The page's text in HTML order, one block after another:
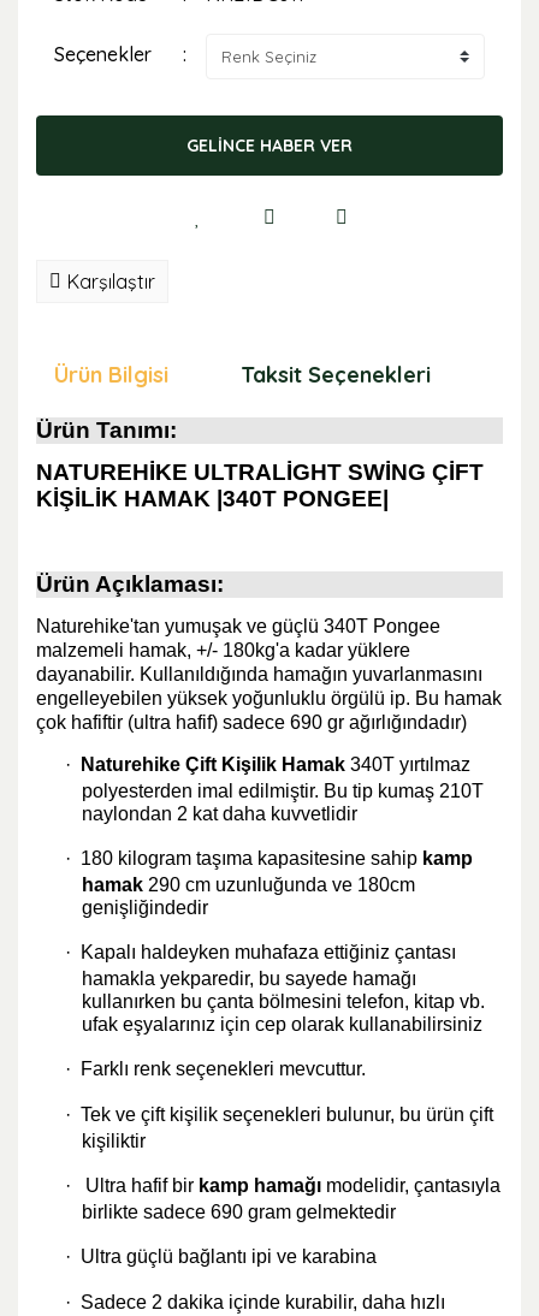
Seçenekler
GELİNCE HABER VER
Karşılaştır
Ürün Bilgisi Taksit Seçenekleri
Ürün Tanımı:
NATUREHİKE ULTRALİGHT SWİNG ÇİFT
KİŞİLİK HAMAK |340T PONGEE|
Ürün Açıklaması:
Naturehike'tan yumuşak ve güçlü 340T Pongee
malzemeli hamak, +/- 180kg'a kadar yüklere
dayanabilir. Kullanıldığında hamağın yuvarlanmasını
engelleyebilen yüksek yoğunluklu örgülü ip. Bu hamak
çok hafiftir (ultra hafif) sadece 690 gr ağırlığındadır)
· Naturehike Çift Kişilik Hamak 340T yırtılmaz
polyesterden imal edilmiştir. Bu tip kumaş 210T
naylondan 2 kat daha kuvvetlidir
· 180 kilogram taşıma kapasitesine sahip kamp
hamak 290 cm uzunluğunda ve 180cm
genişliğindedir
·
Kapalı haldeyken muhafaza ettiğiniz çantası
hamakla yekparedir, bu sayede hamağı
kullanırken bu çanta bölmesini telefon, kitap vb.
ufak eşyalarınız için cep olarak kullanabilirsiniz
· Farklı renk seçenekleri mevcuttur.
· Tek ve çift kişilik seçenekleri bulunur, bu ürün çift
kişiliktir
· Ultra hafif bir kamp hamağı modelidir, çantasıyla
birlikte sadece 690 gram gelmektedir
· Ultra güçlü bağlantı ipi ve karabina
· Sadece 2 dakika içinde kurabilir, daha hızlı